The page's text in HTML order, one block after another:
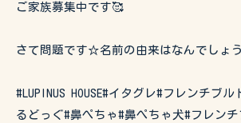
ご家族募集中です🥰
さて問題です☆名前の由来はなんでしょ
#LUPINUS HOUSE#イタグレ#フレンチブ
るどっぐ#鼻ぺちゃ#鼻ぺちゃ犬#フレン